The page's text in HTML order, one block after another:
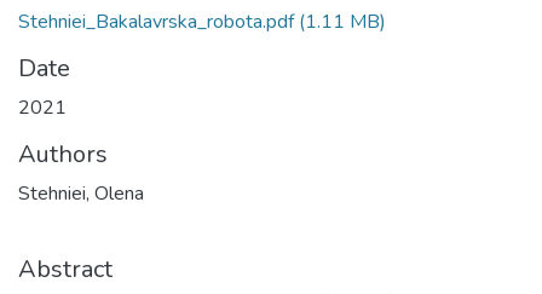
Stehniei_Bakalavrska_robota.pdf(1.11 MB)
Date
2021
Authors
Stehniei, Olena
Abstract